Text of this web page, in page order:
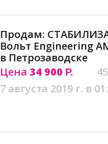
Продам:
Вольт Engineering
в Петрозаводске
Цена 34 900 Р.
7 августа 2019 г. в